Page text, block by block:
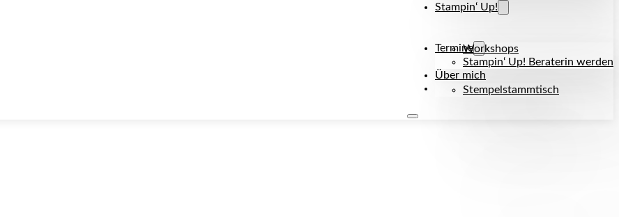
Stampin‘ Up!
Workshops
Stampin‘ Up! Beraterin werden
Termine
Stempelstammtisch
Über mich
Kontakt